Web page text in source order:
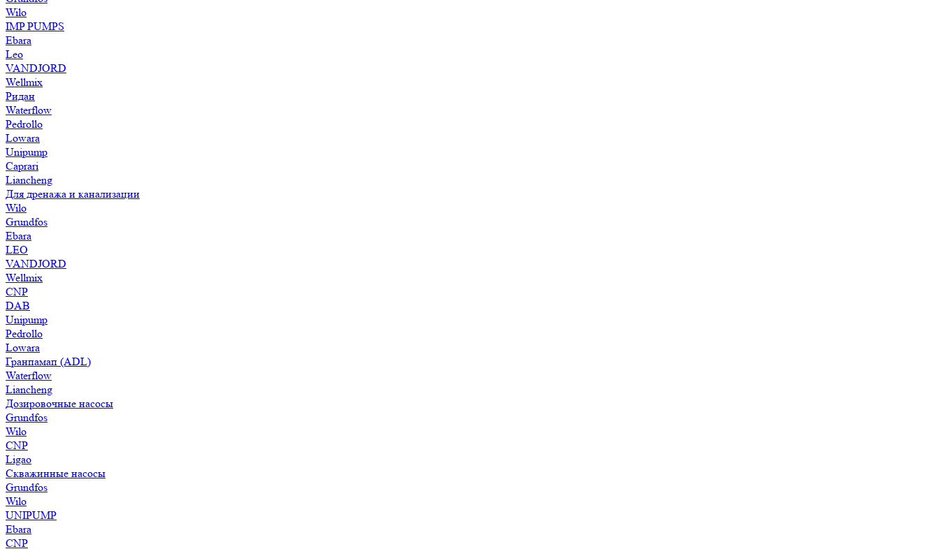
Wilo
IMP PUMPS
Ebara
Leo
VANDJORD
Wellmix
Ридан
Waterflow
Pedrollo
Lowara
Unipump
Caprari
Liancheng
Для дренажа и канализации
Wilo
Grundfos
Ebara
LEO
VANDJORD
Wellmix
CNP
DAB
Unipump
Pedrollo
Lowara
Гранпамап (ADL)
Waterflow
Liancheng
Дозировочные насосы
Grundfos
Wilo
CNP
Ligao
Скважинные насосы
Grundfos
Wilo
UNIPUMP
Ebara
CNP